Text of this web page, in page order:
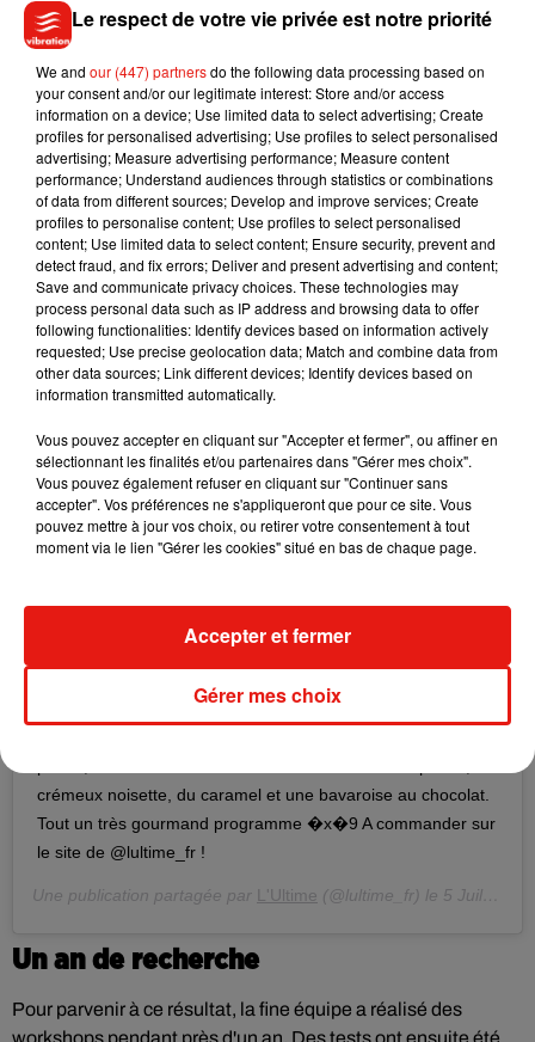
pour l'Ultime, lien dans la bio. #chocolat #lultime #chocolate
#chefs #valrhona #gillesmarchal #yanncouvreur
#eddiebenghanem #arnaudlarher #yummy #patisserie
#pastry #foodporn
Une publication partagée parL'Ultime(@lultime_fr) le21 Sept. 2019 à 1 :45 PDT
Voir cette publication sur Instagram
@larher_paris_tokyo_athens , @patisserie_gillesmarchal,
gâteau, cela donne @lultime_fr �S� Sous cette coque en
crémeux noisette, du caramel et une bavaroise au chocolat.
Tout un très gourmand programme �x�9 A commander sur
le site de @lultime_fr !
Une publication partagée par L'Ultime (@lultime_fr) le 5 Juil. 2019 à 6 :51 PDT
Un an de recherche
Pour parvenir à ce résultat, la fine équipe a réalisé des
Le respect de votre vie privée est notre priorité
We and our (447) partnersdo the following data processing based on
your consent and/or our legitimate interest: Store and/or access
information on a device; Use limited data to select advertising; Create
profiles for personalised advertising; Use profiles to select personalised
advertising; Measure advertising performance; Measure content
performance; Understand audiences through statistics or combinations
of data from different sources; Develop and improve services; Create
profiles to personalise content; Use profiles to select personalised
content; Use limited data to select content; Ensure security, prevent and
detect fraud, and fix errors; Deliver and present advertising and content;
Save and communicate privacy choices. These technologies may
process personal data such as IP address and browsing data to offer
following functionalities: Identify devices based on information actively
requested; Use precise geolocation data; Match and combine data from
other data sources; Link different devices; Identify devices based on
information transmitted automatically.
Vous pouvez accepter en cliquant sur "Accepter et fermer", ou affiner en
sélectionnant les finalités et/ou partenaires dans "Gérer mes choix".
Vous pouvez également refuser en cliquant sur "Continuer sans
accepter". Vos préférences ne s'appliqueront que pour ce site. Vous
pouvez mettre à jour vos choix, ou retirer votre consentement à tout
moment via le lien "Gérer les cookies" situé en bas de chaque page.
Gérer mes choix
Accepter et fermer